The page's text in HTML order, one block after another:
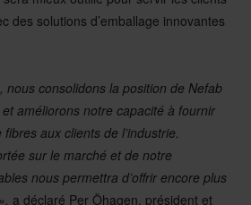
des solutions d’emballage innovantes
nous consolidons la position de Nefab
améliorons notre capacité à fournir
aux clients de l’industrie.
sur le marché et de notre
nous permettra d’offrir encore plus
a déclaré Per Öhagen, président et